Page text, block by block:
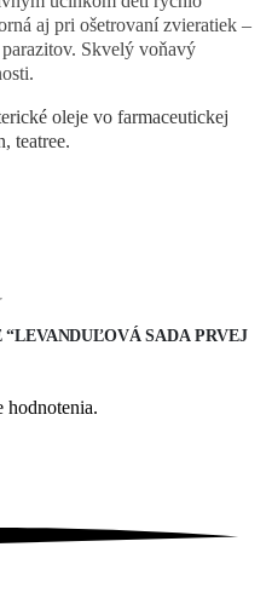
aj pri ošetrovaní zvieratiek –
Skvelý voňavý
oleje vo farmaceutickej
teatree.
SADA PRVEJ
hodnotenia.